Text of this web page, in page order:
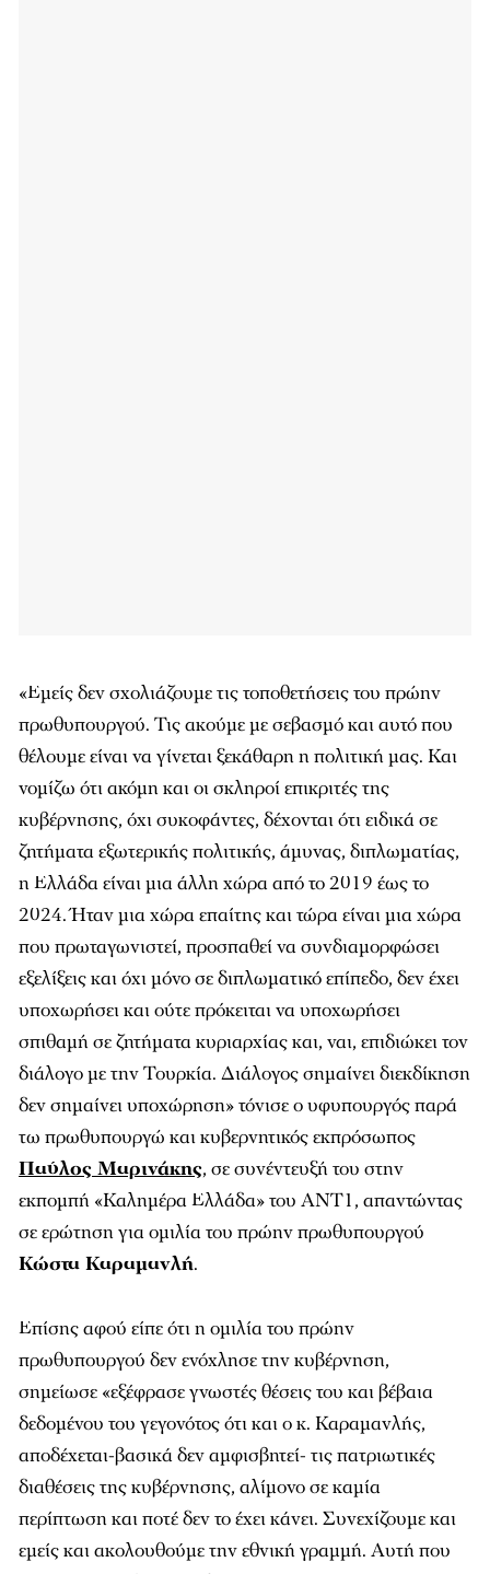
«Εμείς δεν σχολιάζουμε τις τοποθετήσεις του πρώην
πρωθυπουργού. Τις ακούμε με σεβασμό και αυτό που
θέλουμε είναι να γίνεται ξεκάθαρη η πολιτική μας. Και
νομίζω ότι ακόμη και οι σκληροί επικριτές της
κυβέρνησης, όχι συκοφάντες, δέχονται ότι ειδικά σε
ζητήματα εξωτερικής πολιτικής, άμυνας, διπλωματίας,
η Ελλάδα είναι μια άλλη χώρα από το 2019 έως το
2024. Ήταν μια χώρα επαίτης και τώρα είναι μια χώρα
που πρωταγωνιστεί, προσπαθεί να συνδιαμορφώσει
εξελίξεις και όχι μόνο σε διπλωματικό επίπεδο, δεν έχει
υποχωρήσει και ούτε πρόκειται να υποχωρήσει
σπιθαμή σε ζητήματα κυριαρχίας και, ναι, επιδιώκει τον
διάλογο με την Τουρκία. Διάλογος σημαίνει διεκδίκηση
δεν σημαίνει υποχώρηση» τόνισε ο υφυπουργός παρά
τω πρωθυπουργώ και κυβερνητικός εκπρόσωπος
Παύλος Μαρινάκης, σε συνέντευξή του στην
εκπομπή «Καλημέρα Ελλάδα» του ΑΝΤ1, απαντώντας
σε ερώτηση για ομιλία του πρώην πρωθυπουργού
Κώστα Καραμανλή.
Επίσης αφού είπε ότι η ομιλία του πρώην
πρωθυπουργού δεν ενόχλησε την κυβέρνηση,
σημείωσε «εξέφρασε γνωστές θέσεις του και βέβαια
δεδομένου του γεγονότος ότι και ο κ. Καραμανλής,
αποδέχεται-βασικά δεν αμφισβητεί- τις πατριωτικές
διαθέσεις της κυβέρνησης, αλίμονο σε καμία
περίπτωση και ποτέ δεν το έχει κάνει. Συνεχίζουμε και
εμείς και ακολουθούμε την εθνική γραμμή. Αυτή που